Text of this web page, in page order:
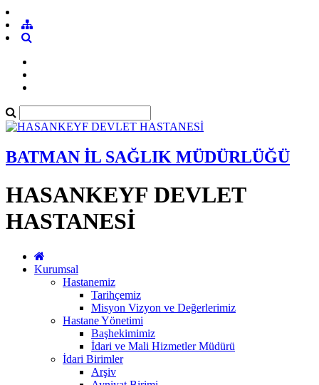
BATMAN İL SAĞLIK MÜDÜRLÜĞÜ
HASANKEYF DEVLET
HASTANESİ
Kurumsal
Hastanemiz
Tarihçemiz
Misyon Vizyon ve Değerlerimiz
Hastane Yönetimi
Başhekimimiz
İdari ve Mali Hizmetler Müdürü
İdari Birimler
Arşiv